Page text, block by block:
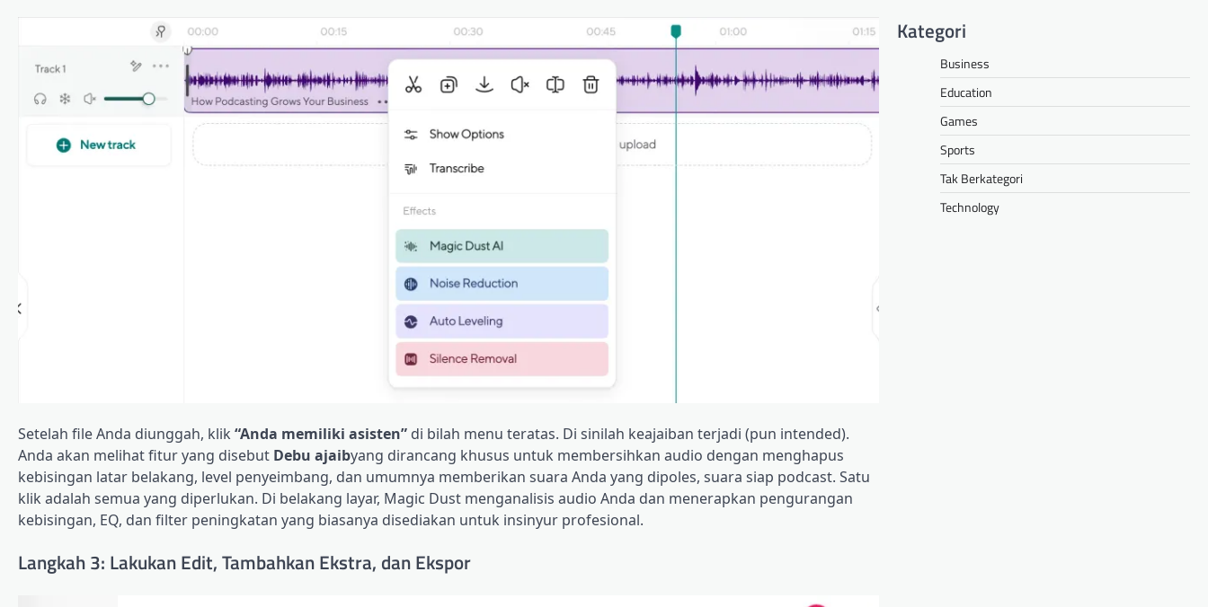
Setelah file Anda diunggah, klik “Anda memiliki asisten” di bilah menu teratas. Di sinilah keajaiban terjadi (pun intended).
Anda akan melihat fitur yang disebut Debu ajaibyang dirancang khusus untuk membersihkan audio dengan menghapus
kebisingan latar belakang, level penyeimbang, dan umumnya memberikan suara Anda yang dipoles, suara siap podcast. Satu
klik adalah semua yang diperlukan. Di belakang layar, Magic Dust menganalisis audio Anda dan menerapkan pengurangan
kebisingan, EQ, dan filter peningkatan yang biasanya disediakan untuk insinyur profesional.
Langkah 3: Lakukan Edit, Tambahkan Ekstra, dan Ekspor
Kategori
Business
Education
Games
Sports
Tak Berkategori
Technology